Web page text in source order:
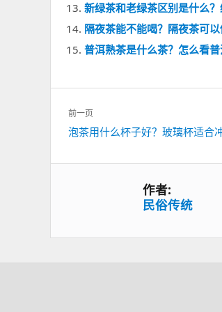
新绿茶和老绿茶区别是什么
隔夜茶能不能喝？隔夜茶可以
普洱熟茶是什么茶？怎么看普
文
章
导
航
前一页
上
篇：
泡茶用什么杯子好？玻璃杯适合
作者:
民俗传统